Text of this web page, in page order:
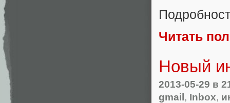
Читать
Новый
2013-05-29 в
gmail, Inbox,